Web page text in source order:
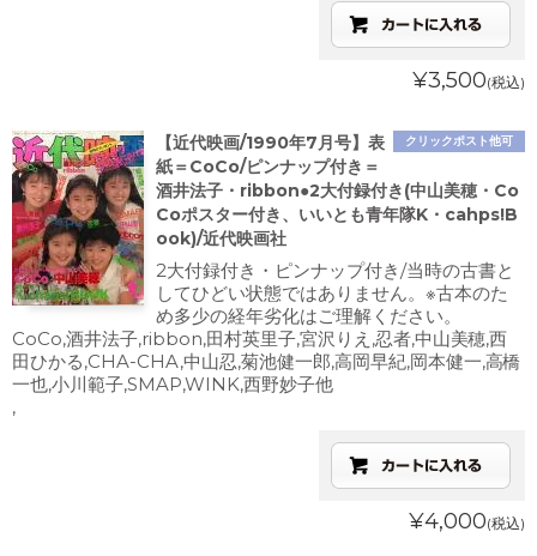
¥3,500(税込)
クリックポスト他可
【近代映画/1990年7月号】表
紙＝CoCo/ピンナップ付き＝
酒井法子・ribbon●2大付録付き(中山美穂・Co
Coポスター付き、いいとも青年隊K・cahps!B
ook)/近代映画社
2大付録付き・ピンナップ付き/当時の古書と
してひどい状態ではありません。※古本のた
め多少の経年劣化はご理解ください。
CoCo,酒井法子,ribbon,田村英里子,宮沢りえ,忍者,中山美穂,西
田ひかる,CHA-CHA,中山忍,菊池健一郎,高岡早紀,岡本健一,高橋
一也,小川範子,SMAP,WINK,西野妙子他
,
¥4,000(税込)